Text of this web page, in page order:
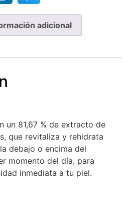
adicional
un 81,67 % de extracto de
que revitaliza y rehidrata
debajo o encima del
momento del día, para
inmediata a tu piel.